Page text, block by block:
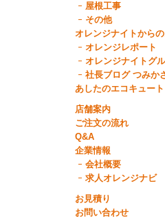
屋根工事
その他
オレンジナイトから
オレンジレポート
オレンジナイトグ
社長ブログ つみか
あしたのエコキュート
店舗案内
ご注文の流れ
Q&A
企業情報
会社概要
求人オレンジナビ
お見積り
お問い合わせ